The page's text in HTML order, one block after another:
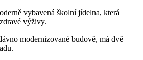
vybavená školní jídelna, která
výživy.
modernizované budově, má dvě